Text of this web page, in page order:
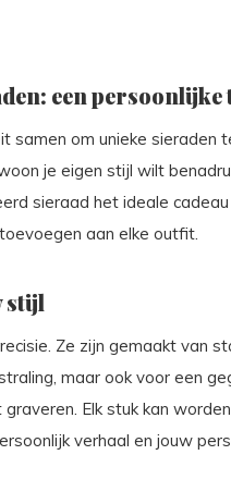
een
om unieke sieraden
je eigen stijl wilt
sieraad het ideale
aan elke outfit.
stijl
Ze zijn gemaakt van
maar ook voor een
Elk stuk kan
verhaal en jouw